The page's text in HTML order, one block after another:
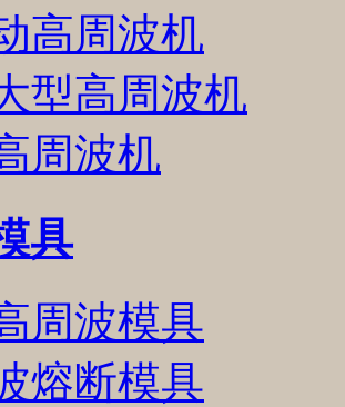
高周波机
型高周波机
周波机
具
周波模具
熔断模具